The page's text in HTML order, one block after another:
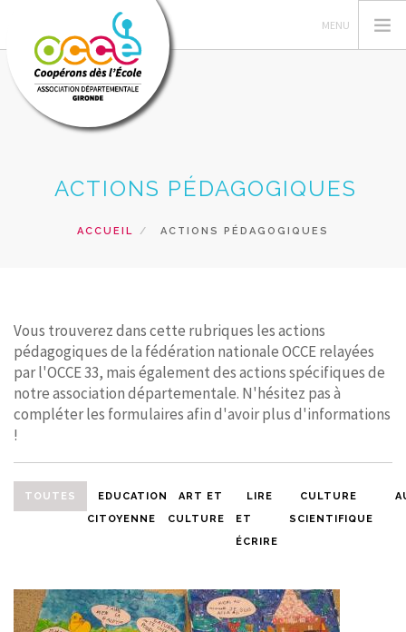
GERER SA COOPERATIVE
ACTIONS PÉDAGOGIQUES
ACCUEIL ACTIONS PÉDAGOGIQUES
Vous trouverez dans cette rubriques les actions
pédagogiques de la fédération nationale OCCE relayées
par l'OCCE 33, mais également des actions spécifiques de
notre association départementale. N'hésitez pas à
compléter les formulaires afin d'avoir plus d'informations
!
TOUTES
EDUCATION
CITOYENNE
ART ET
CULTURE
LIRE
ET
ÉCRIRE
CULTURE
SCIENTIFIQUE